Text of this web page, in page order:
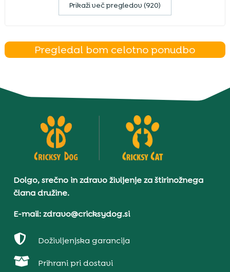
Prikaži več pregledov (920)
Pregledal bom celotno ponudbo
Dolgo, srečno in zdravo življenje za štirinožnega
člana družine.
E-mail: zdravo@cricksydog.si
 Doživljenjska garancija
 Prihrani pri dostavi